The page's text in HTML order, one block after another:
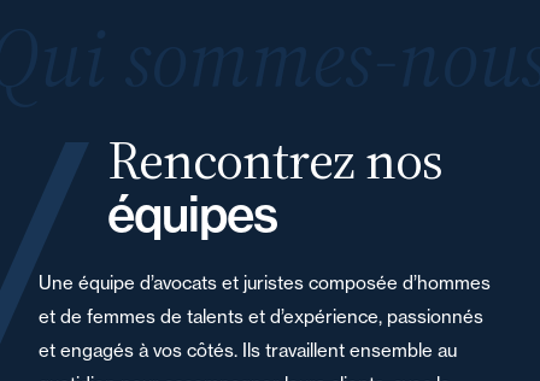
Rencontrez nos
équipes
Une équipe d’avocats et juristes composée d’hommes
et de femmes de talents et d’expérience, passionnés
et engagés à vos côtés. Ils travaillent ensemble au